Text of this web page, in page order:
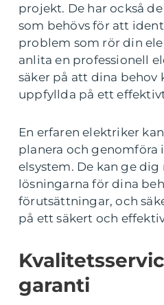
projekt. De har också
som behövs för att
problem som rör din
anlita en professionell
säker på att dina behov
uppfyllda på ett
En erfaren elektriker
planera och genomföra
elsystem. De kan ge
lösningarna för dina
förutsättningar, och
på ett säkert och
garanti